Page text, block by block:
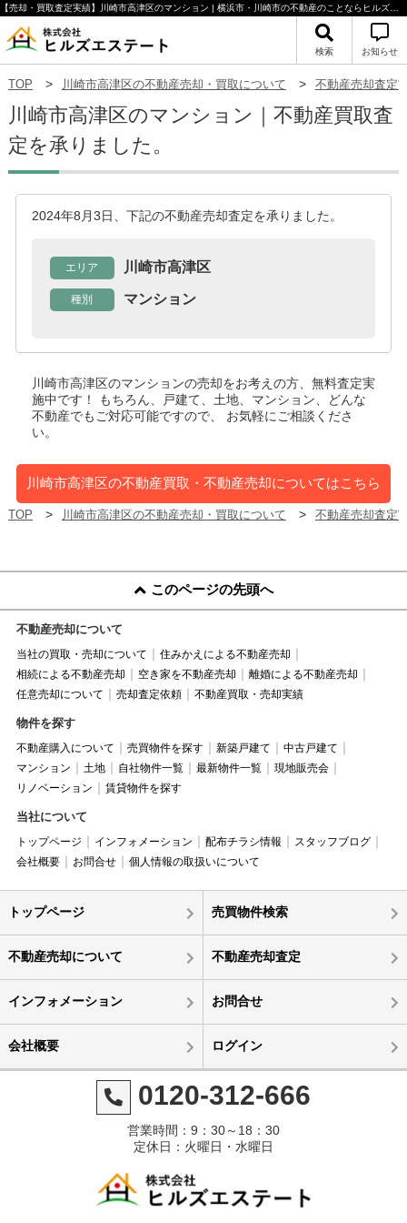
検索 お知らせ
TOP 川崎市高津区の不動産売却・買取について 不動産売却査定
川崎市高津区のマンション｜不動産買取査
定を承りました。
2024年8月3日、下記の不動産売却査定を承りました。
エリア 川崎市高津区
種別 マンション
川崎市高津区のマンションの売却をお考えの方、無料査定実
施中です！
もちろん、戸建て、土地、マンション、どんな
不動産でもご対応可能ですので、 お気軽にご相談くださ
い。
川崎市高津区の不動産買取・不動産売却についてはこちら
TOP 川崎市高津区の不動産売却・買取について 不動産売却査定
このページの先頭へ
不動産売却について
当社の買取・売却について
住みかえによる不動産売却
相続による不動産売却
空き家を不動産売却
離婚による不動産売却
任意売却について
売却査定依頼 不動産買取・売却実績
物件を探す
不動産購入について 売買物件を探す 新築戸建て
中古戸建て
マンション
土地 自社物件一覧 最新物件一覧
現地販売会
リノベーション
賃貸物件を探す
当社について
トップページ インフォメーション 配布チラシ情報
スタッフブログ
会社概要
お問合せ 個人情報の取扱いについて
トップページ 売買物件検索
不動産売却について 不動産売却査定
インフォメーション お問合せ
会社概要 ログイン
0120-312-666
営業時間：9：30～18：30
定休日：火曜日・水曜日